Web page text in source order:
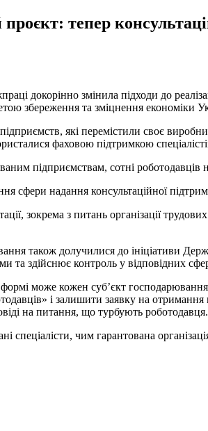
тепер
докорінно змінила підходи до
збереження та зміцнення економіки
які перемістили своє
фаховою підтримкою
підприємствам, сотні роботодавців
сфери надання консультаційної
зокрема з питань організації
також долучилися до ініціативи
та здійснює контроль у відповідних
може кожен суб’єкт
і залишити заявку на
на питання, що турбують роботодавця.
спеціалісти, чим гарантована